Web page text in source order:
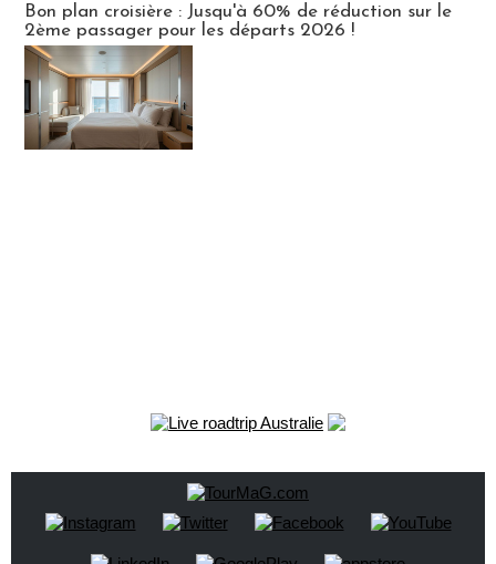
Bon plan croisière : Jusqu'à 60% de réduction sur le
2ème passager pour les départs 2026 !